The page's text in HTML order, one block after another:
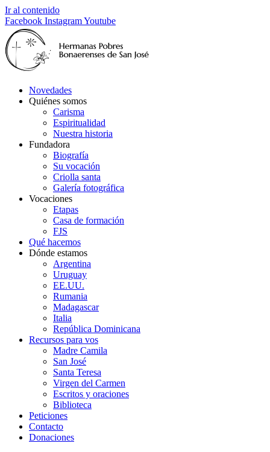
Ir al contenido
Facebook InstagramYoutube
Novedades
Quiénes somos
Carisma
Espiritualidad
Nuestra historia
Fundadora
Biografía
Su vocación
Criolla santa
Galería fotográfica
Vocaciones
Etapas
Casa de formación
FJS
Qué hacemos
Dónde estamos
Argentina
Uruguay
EE.UU.
Rumania
Madagascar
Italia
República Dominicana
Recursos para vos
Madre Camila
San José
Santa Teresa
Virgen del Carmen
Escritos y oraciones
Biblioteca
Peticiones
Contacto
Donaciones